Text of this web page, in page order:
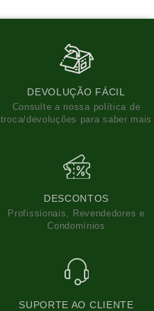
DEVOLUÇÃO FÁCIL
Consulte a nossa política de
troca/devoluções para saber mais
DESCONTOS
Profissionais, Revendedores e
Condomínios
SUPORTE AO CLIENTE